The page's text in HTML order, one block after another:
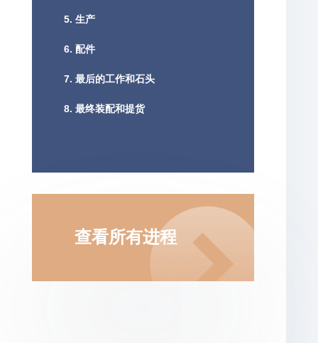
5. 生产
6. 配件
7. 最后的工作和石头
8. 最终装配和提货
查看所有进程